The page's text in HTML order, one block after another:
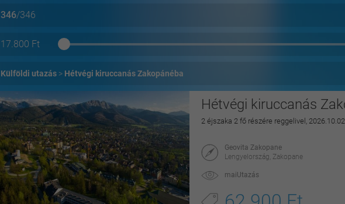
346/346
17.800 Ft
Külföldi utazás Hétvégi kiruccanás Zakopánéba
Hétvégi kiruccanás
2 éjszaka 2 fő részére reggelivel,
Geovita Zakopane
Lengyelország, Zakopane
maiUtazás